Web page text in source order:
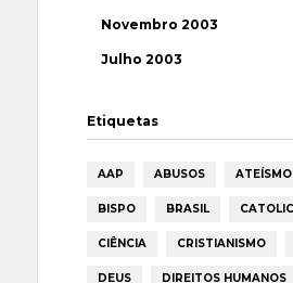
Novembro 2003
Julho 2003
Etiquetas
AAP ABUSOS ATEÍSMO
BISPO BRASIL
CIÊNCIA CRISTIANISMO
DEUS DIREITOS HUMANOS